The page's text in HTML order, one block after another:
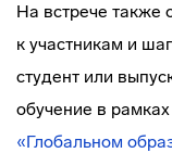
На встрече также
к участникам и
студент или
обучение в
«Глобальном